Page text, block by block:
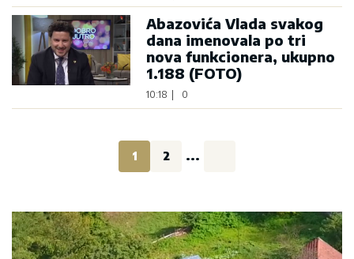
Abazovića Vlada svakog
dana imenovala po tri
nova funkcionera, ukupno
1.188 (FOTO)
10:18 0
1 2 ...